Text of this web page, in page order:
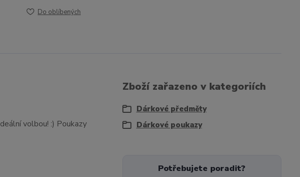
Do oblíbených
volbou! :) Poukazy
Zboží zařazeno v kategoriích
Dárkové předměty
Dárkové poukazy
Potřebujete poradit?